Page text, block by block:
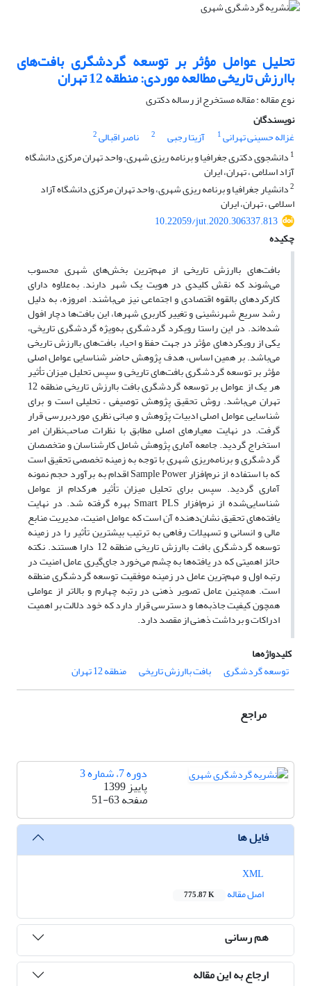
تحلیل عوامل مؤثر بر توسعه گردشگری بافت‌های
باارزش تاریخی مطالعه موردی: منطقه 12 تهران
نوع مقاله : مقاله مستخرج از رساله دکتری
نویسندگان
غزاله حسینی تهرانی1 آزیتا رجبی 2 ناصر اقبالی2
1 دانشجوی دکتری جغرافیا و برنامه ریزی شهری، واحد تهران مرکزی دانشگاه
آزاد اسلامی ، تهران، ایران
2دانشیار جغرافیا و برنامه ریزی شهری، واحد تهران مرکزی دانشگاه آزاد
اسلامی ، تهران، ایران
10.22059/jut.2020.306337.813
چکیده
بافت‌های باارزش تاریخی از مهم‌ترین بخش‌های شهری محسوب
می‌شوند که نقش کلیدی در هویت یک شهر دارند. به‌علاوه دارای
کارکردهای بالقوه اقتصادی و اجتماعی نیز می‌باشند. امروزه، به دلیل
رشد سریع شهرنشینی و تغییر کاربری شهرها، این بافت‌ها دچار افول
شده‌اند. در این راستا رویکرد گردشگری به‌ویژه گردشگری تاریخی،
یکی از رویکردهای مؤثر در جهت حفظ و احیاء بافت‌های باارزش تاریخی
می‌باشد. بر همین اساس، هدف پژوهش حاضر شناسایی عوامل اصلی
مؤثر بر توسعه گردشگری بافت‌های تاریخی و سپس تحلیل میزان تأثیر
هر یک از عوامل بر توسعه گردشگری بافت باارزش تاریخی منطقه 12
تهران می‌باشد. روش تحقیق پژوهش توصیفی – تحلیلی است و برای
شناسایی عوامل اصلی ادبیات پژوهش و مبانی نظری موردبررسی قرار
گرفت. در نهایت معیارهای اصلی مطابق با نظرات صاحب‌نظران امر
استخراج گردید. جامعه آماری پژوهش شامل کارشناسان و متخصصان
گردشگری و برنامه‌ریزی شهری با توجه به زمینه تخصصی تحقیق است
که با استفاده از نرم‌افزار Sample Power اقدام به برآورد حجم نمونه
آماری گردید. سپس برای تحلیل میزان تأثیر هرکدام از عوامل
شناسایی‌شده از نرم‌افزار Smart PLS بهره گرفته شد. در نهایت
یافته‌های تحقیق نشان‌دهنده آن است که عوامل امنیت، مدیریت منابع
مالی و انسانی و تسهیلات رفاهی به ترتیب بیشترین تأثیر را در زمینه
توسعه گردشگری بافت باارزش تاریخی منطقه 12 دارا هستند. نکته
حائز اهمیتی که در یافته‌ها به چشم می‌خورد جای‌گیری عامل امنیت در
رتبه اول و مهم‌ترین عامل در زمینه موفقیت توسعه گردشگری منطقه
است. همچنین عامل تصویر ذهنی در رتبه چهارم و بالاتر از عواملی
همچون کیفیت جاذبه‌ها و دسترسی قرار دارد که خود دلالت بر اهمیت
ادراکات و برداشت ذهنی از مقصد دارد.
کلیدواژه‌ها
توسعه گردشگری
بافت باارزش تاریخی منطقه 12 تهران
مراجع
دوره 7، شماره 3
پاییز 1399
صفحه51-63
فایل ها
اصل مقاله
775.87 K
هم رسانی
ارجاع به این مقاله